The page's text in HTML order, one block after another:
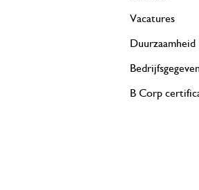
Vacatures
Duurzaamheid
B Corp